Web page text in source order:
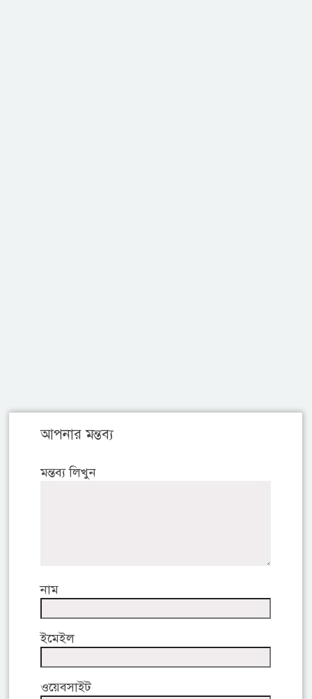
আপনার মন্তব্য
মন্তব্য লিখুন
নাম
ইমেইল
ওয়েবসাইট